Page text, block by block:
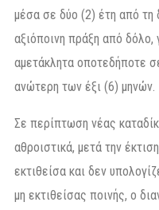
μέσα σε δύο (2) έτη από τη
αξιόποινη πράξη από δόλο,
αμετάκλητα οποτεδήποτε
ανώτερη των έξι (6) μηνών.
Σε περίπτωση νέας
αθροιστικά, μετά την
εκτιθείσα και δεν
μη εκτιθείσας ποινής, ο